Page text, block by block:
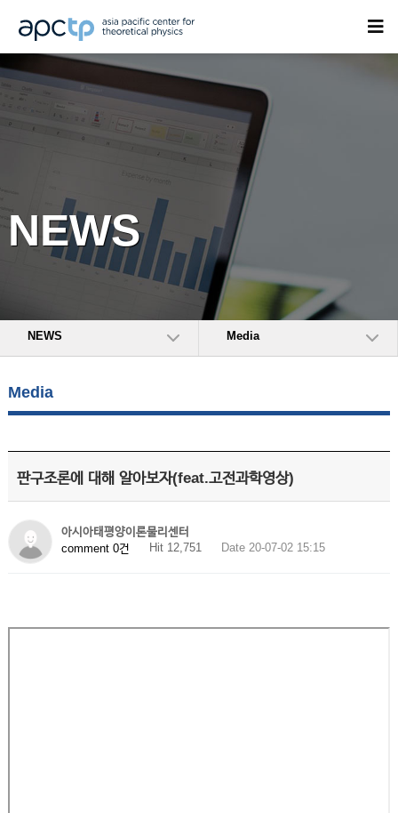
NEWS
NEWS Media
Media
판구조론에 대해 알아보자(feat.고전과학영상)
아시아태평양이론물리센터
comment 0건
Hit 12,751 Date 20-07-02 15:15